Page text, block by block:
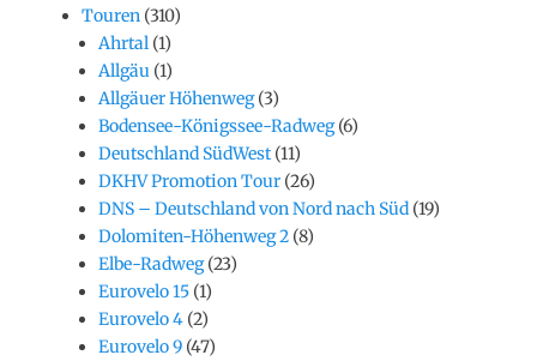
Touren (310)
Ahrtal (1)
Allgäu (1)
Allgäuer Höhenweg(3)
Bodensee-Königssee-Radweg(6)
Deutschland SüdWest(11)
DKHV Promotion Tour (26)
DNS – Deutschland von Nord nach Süd (19)
Dolomiten-Höhenweg 2 (8)
Elbe-Radweg(23)
Eurovelo 15 (1)
Eurovelo 4 (2)
Eurovelo 9 (47)